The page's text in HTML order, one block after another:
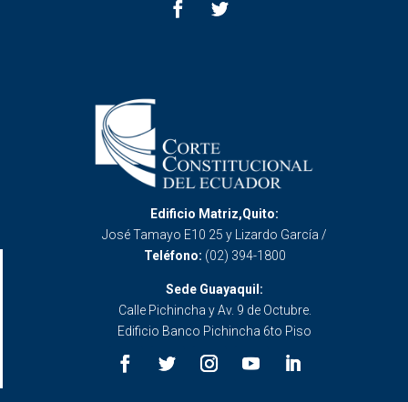
Edificio Matriz,Quito:
José Tamayo E10 25 y Lizardo García /
Teléfono: (02) 394-1800
Sede Guayaquil:
Calle Pichincha y Av. 9 de Octubre.
Edificio Banco Pichincha 6to Piso